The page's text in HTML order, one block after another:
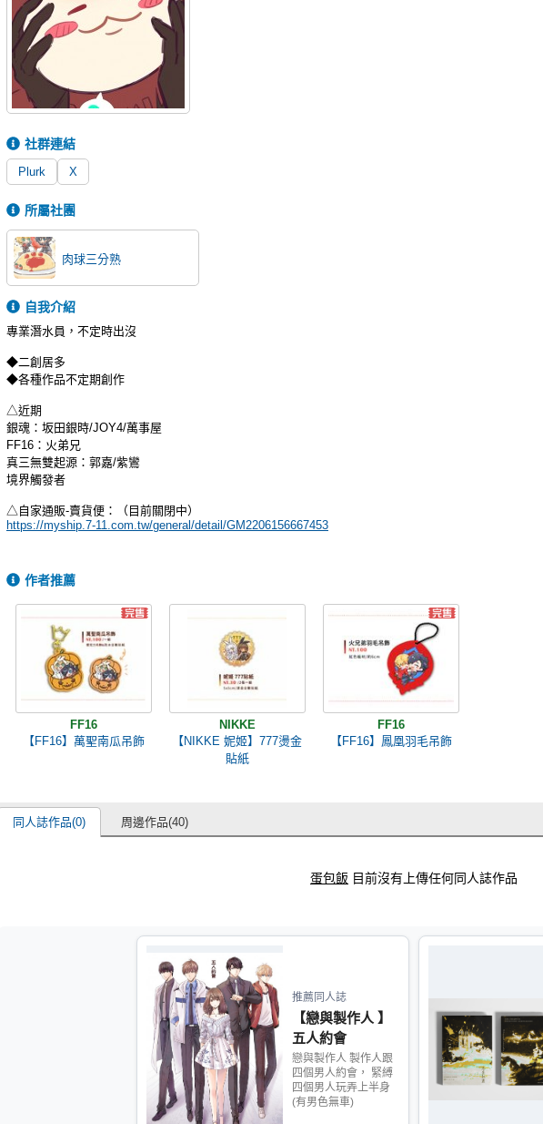
社群連結
Plurk X
所屬社團
肉球三分熟
自我介紹
專業潛水員，不定時出沒
◆二創居多
◆各種作品不定期創作
△近期
銀魂：坂田銀時/JOY4/萬事屋
FF16：火弟兄
真三無雙起源：郭嘉/紫鸞
境界觸發者
△自家通販-賣貨便：（目前關閉中）
https://myship.7-11.com.tw/general/detail/GM2206156667453
作者推薦
FF16
【FF16】萬聖南瓜吊飾
NIKKE
【NIKKE 妮姬】777燙金
貼紙
FF16
【FF16】鳳凰羽毛吊飾
同人誌作品(0) 周邊作品(40)
蛋包飯 目前沒有上傳任何同人誌作品
推薦同人誌
【戀與製作人 】
五人約會
戀與製作人 製作人跟
四個男人約會， 緊縛
四個男人玩弄上半身
(有男色無車)